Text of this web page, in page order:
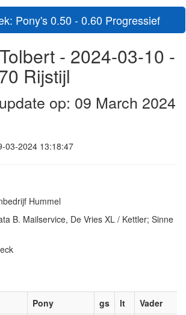
Pony's 0.50 - 0.60 Progressief
- 2024-03-10 -
Rijstijl
op: 09 March 2024
03-2024 13:18:47
Hummel
B. Mailservice, De Vries XL / Kettler; Sinne
Pony gs lt
Vader